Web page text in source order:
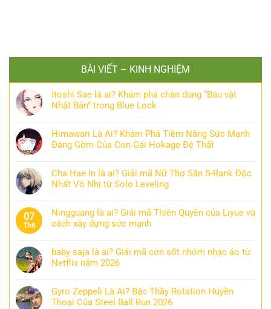
BÀI VIẾT – KINH NGHIỆM
Itoshi Sae là ai? Khám phá chân dung “Báu vật
Nhật Bản” trong Blue Lock
Himawari Là Ai? Khám Phá Tiềm Năng Sức Mạnh
Đáng Gờm Của Con Gái Hokage Đệ Thất
Cha Hae In là ai? Giải mã Nữ Thợ Săn S-Rank Độc
Nhất Vô Nhị từ Solo Leveling
07
Th8
Ningguang là ai? Giải mã Thiên Quyền của Liyue và
cách xây dựng sức mạnh
baby saja là ai? Giải mã cơn sốt nhóm nhạc ảo từ
Netflix năm 2026
Gyro Zeppeli Là Ai? Bậc Thầy Rotation Huyền
Thoại Của Steel Ball Run 2026